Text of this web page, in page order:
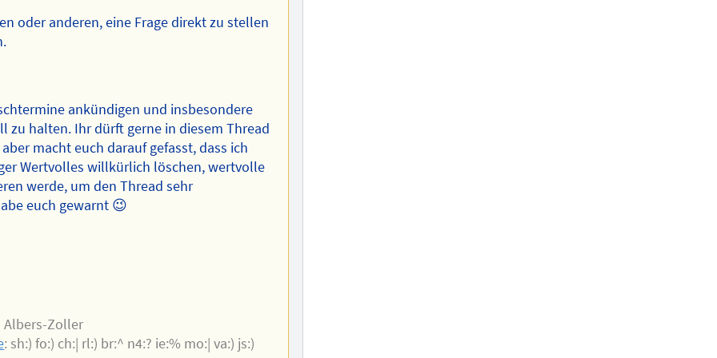
oder anderen, eine Frage direkt zu stellen
ankündigen und insbesondere
zu halten. Ihr dürft gerne in diesem Thread
macht euch darauf gefasst, dass ich
Wertvolles willkürlich löschen, wertvolle
werde, um den Thread sehr
euch gewarnt 😉
Albers-Zoller
: sh:) fo:) ch:| rl:) br:^ n4:? ie:% mo:| va:) js:)